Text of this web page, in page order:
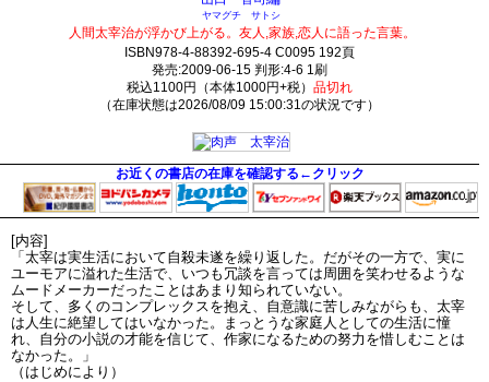
ヤマグチ サトシ
人間太宰治が浮かび上がる。友人,家族,恋人に語った言葉。
ISBN978-4-88392-695-4 C0095 192頁
発売:2009-06-15 判形:4-6 1刷
税込1100円（本体1000円+税）品切れ
（在庫状態は2026/08/09 15:00:31の状況です）
お近くの書店の在庫を確認する←クリック
[内容]
「太宰は実生活において自殺未遂を繰り返した。だがその一方で、実に
ユーモアに溢れた生活で、いつも冗談を言っては周囲を笑わせるような
ムードメーカーだったことはあまり知られていない。
そして、多くのコンプレックスを抱え、自意識に苦しみながらも、太宰
は人生に絶望してはいなかった。まっとうな家庭人としての生活に憧
れ、自分の小説の才能を信じて、作家になるための努力を惜しむことは
なかった。」
（はじめにより）